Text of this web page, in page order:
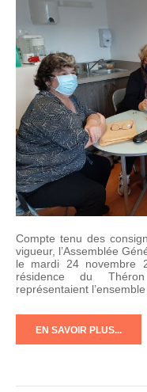
Compte tenu des
vigueur, l’Assemblée
le mardi 24 novembre
résidence du
représentaient
EN SAVOIR PLUS...